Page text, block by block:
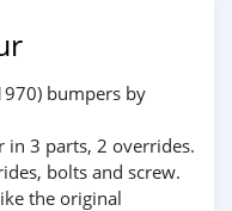
bumpers by
in 3 parts, 2 overrides.
bolts and screw.
the original